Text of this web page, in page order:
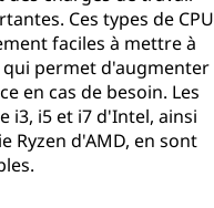
Ces types de CPU
faciles à mettre à
qui permet d'augmenter
en cas de besoin. Les
i3, i5 et i7 d'Intel, ainsi
Ryzen d'AMD, en sont